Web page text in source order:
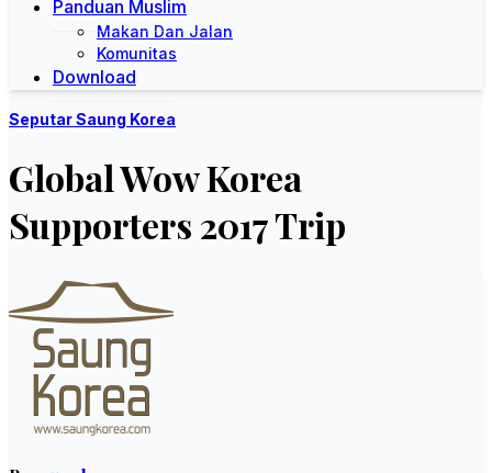
Panduan Muslim
Makan Dan Jalan
Komunitas
Download
Seputar Saung Korea
Global Wow Korea
Supporters 2017 Trip